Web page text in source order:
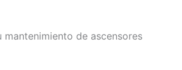
de ascensores